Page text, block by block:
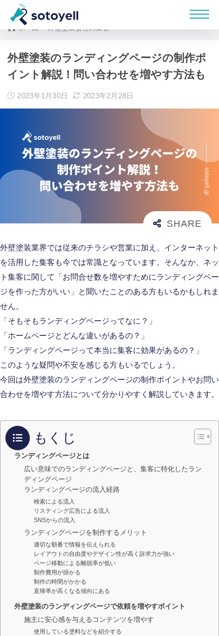
ホーム 外壁塗装会社の集客
外壁塗装のランディングページの制作ポ
イント解説！問い合わせを増やす方法も
2023年1月30日 2023年2月28日
外壁塗装業界では従来のチラシや営業に加え、インターネット
を活用した集客も今では常識となっています。そんなか、ネッ
ト集客に関して「お問合せ数を増やすためにランディングペー
ジを作った方がいい」と聞いたことのある方もいるかもしれま
せん。
「そもそもランディングページってなに？」
「ホームページとどんな違いがあるの？」
「ランディングページって本当に集客に効果があるの？」
このような疑問や不安を感じる方もいるでしょう。
今回は外壁塗装のランディングページの制作ポイントやお問い
合わせを増やす方法について分かりやすく解説していきます。
もくじ
ランディングページとは
広い意味でのランディングページと、集客に特化したラン
ディングページ
ランディングページの流入経路
検索による流入
リスティング広告による流入
SNSからの流入
ランディングページを制作するメリット
適切な順番で情報を伝えられる
レイアウトの自由度やデザイン性が高く訴求力が強い
ページ移動による離脱率が低い
制作費用が掛かる
制作の時間がかかる
直帰率が高くなる傾向にある
外壁塗装のランディングページで依頼を増やすポイント
施主に安心感を与えるコンテンツを増やす
使用している塗料などを紹介する